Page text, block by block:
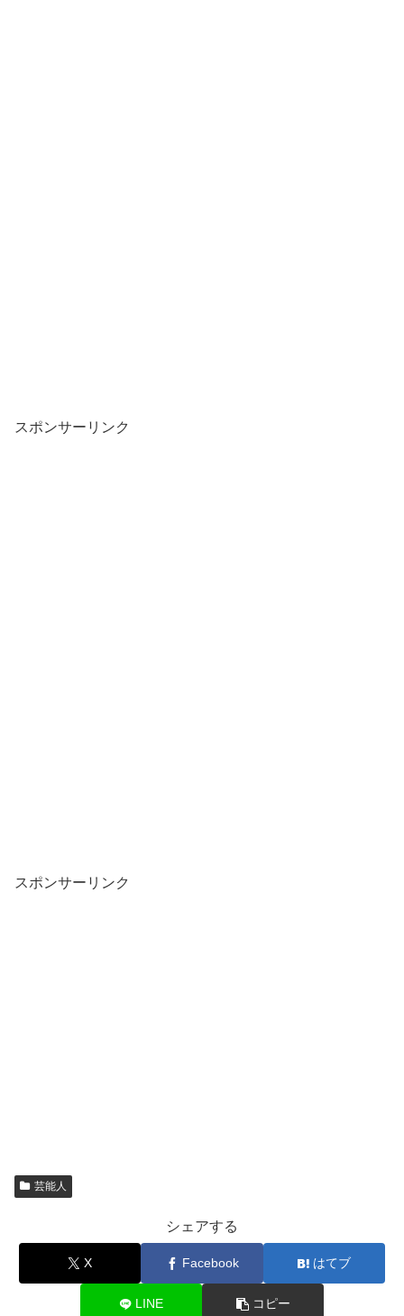
スポンサーリンク
スポンサーリンク
芸能人
シェアする
X Facebook はてブ
LINE コピー